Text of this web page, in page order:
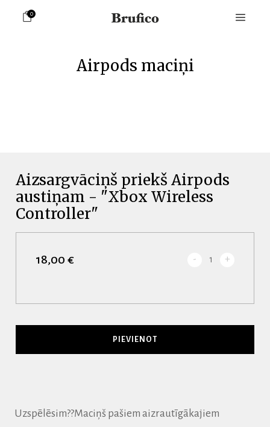
0
Airpods maciņi
Aizsargvāciņš priekš Airpods
austiņam - "Xbox Wireless
Controller"
18,00 € - 1 +
Uzspēlēsim??️Maciņš pašiem aizrautīgākajiem